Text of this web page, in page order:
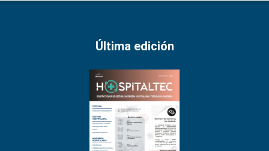
Última edición